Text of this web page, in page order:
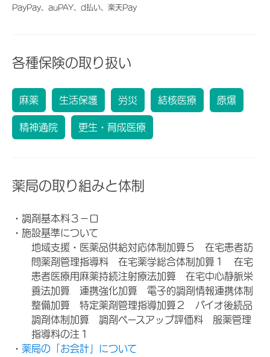
PayPay、auPAY、d払い、楽天Pay
各種保険の取り扱い
麻薬 生活保護 労災 結核医療 原爆
精神通院 更生・育成医療
薬局の取り組みと体制
・調剤基本料３－ロ
・施設基準について
地域支援・医薬品供給対応体制加算５ 在宅患者訪
問薬剤管理指導料 在宅薬学総合体制加算１ 在宅
患者医療用麻薬持続注射療法加算 在宅中心静脈栄
養法加算 連携強化加算 電子的調剤情報連携体制
整備加算 特定薬剤管理指導加算２ バイオ後続品
調剤体制加算 調剤ベースアップ評価料 服薬管理
指導料の注１
・ 薬局の「お会計」について